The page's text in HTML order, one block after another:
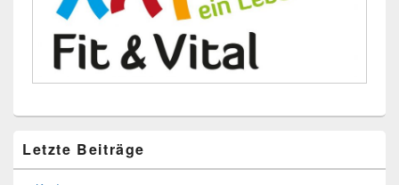
Letzte Beiträge